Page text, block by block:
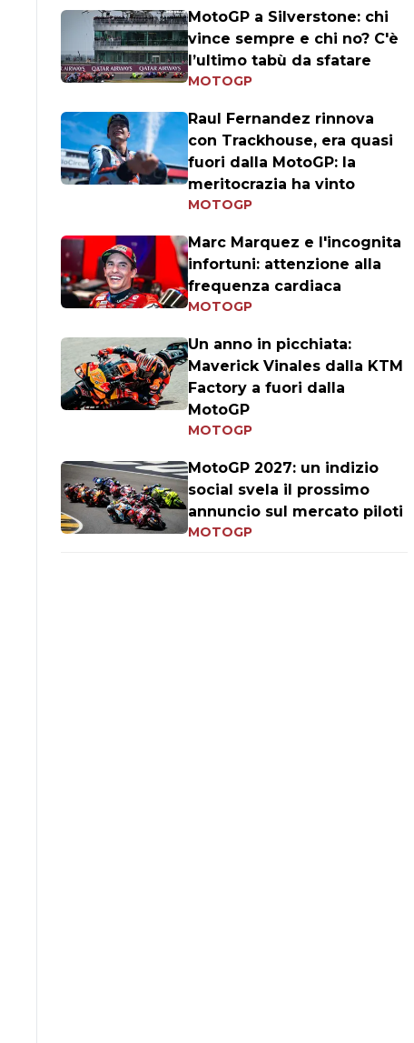
MotoGP a Silverstone: chi
vince sempre e chi no? C'è
l’ultimo tabù da sfatare
MOTOGP
Raul Fernandez rinnova
con Trackhouse, era quasi
fuori dalla MotoGP: la
meritocrazia ha vinto
MOTOGP
Marc Marquez e l'incognita
infortuni: attenzione alla
frequenza cardiaca
MOTOGP
Un anno in picchiata:
Maverick Vinales dalla KTM
Factory a fuori dalla
MotoGP
MOTOGP
MotoGP 2027: un indizio
social svela il prossimo
annuncio sul mercato piloti
MOTOGP